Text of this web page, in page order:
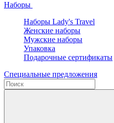
Наборы
Наборы Lady's Travel
Женские наборы
Мужские наборы
Упаковка
Подарочные сертификаты
Специальные предложения